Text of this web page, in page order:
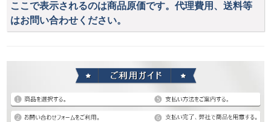
ここで表示されるのは商品原価です。代理費用、送料等
はお問い合わせください。